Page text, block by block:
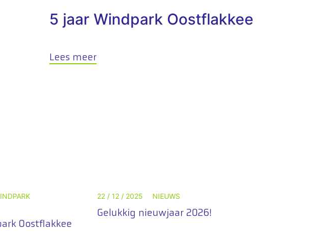
5 jaar Windpark Oostflakkee
Lees meer
Oostflakkee
22 / 12 / 2025 NIEUWS
Gelukkig nieuwjaar 2026!